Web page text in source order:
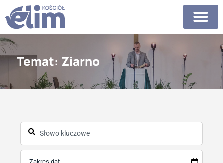
Temat: Ziarno